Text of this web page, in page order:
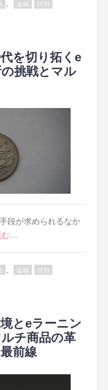
金融 評判
を切り拓くe
挑戦とマル
段が求められるなか
む…
金融 評判
とeラーニン
チ商品の革
前線